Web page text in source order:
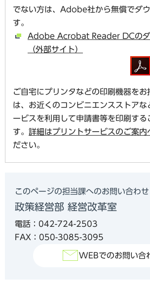
でない方は、Adobe社から無償でダ
す。
Adobe Acrobat Reader DCのダ
（外部サイト）
ご自宅にプリンタなどの印刷機器をお
は、お近くのコンビニエンスストアな
ービスを利用して申請書等を印刷する
す。 詳細はプリントサービスのご案内
ださい。
このページの担当課へのお問い合わせ
政策経営部 経営改革室
電話：042-724-2503
FAX：050-3085-3095
WEBでのお問い合